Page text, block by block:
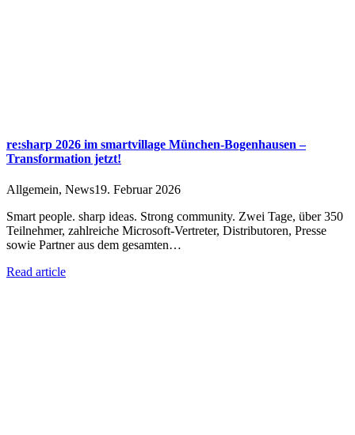
re:sharp 2026 im smartvillage München-Bogenhausen –
Transformation jetzt!
Allgemein, News19. Februar 2026
Smart people. sharp ideas. Strong community. Zwei Tage, über 350
Teilnehmer, zahlreiche Microsoft-Vertreter, Distributoren, Presse
sowie Partner aus dem gesamten…
Read article